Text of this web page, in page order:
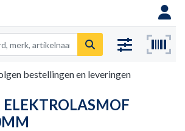
bestellingen en leveringen
ELEKTROLASMOF